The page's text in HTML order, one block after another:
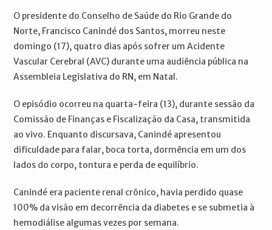
O presidente do Conselho de Saúde do Rio Grande do
Norte, Francisco Canindé dos Santos, morreu neste
domingo (17), quatro dias após sofrer um Acidente
Vascular Cerebral (AVC) durante uma audiência pública na
Assembleia Legislativa do RN, em Natal.
O episódio ocorreu na quarta-feira (13), durante sessão da
Comissão de Finanças e Fiscalização da Casa, transmitida
ao vivo. Enquanto discursava, Canindé apresentou
dificuldade para falar, boca torta, dormência em um dos
lados do corpo, tontura e perda de equilíbrio.
Canindé era paciente renal crônico, havia perdido quase
100% da visão em decorrência da diabetes e se submetia à
hemodiálise algumas vezes por semana.